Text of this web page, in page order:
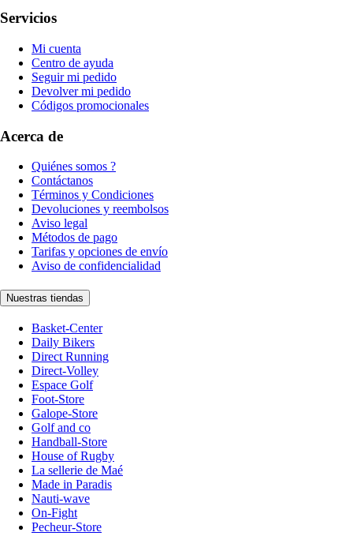
Servicios
Mi cuenta
Centro de ayuda
Seguir mi pedido
Devolver mi pedido
Códigos promocionales
Acerca de
Quiénes somos ?
Contáctanos
Términos y Condiciones
Devoluciones y reembolsos
Aviso legal
Métodos de pago
Tarifas y opciones de envío
Aviso de confidencialidad
Nuestras tiendas
Basket-Center
Daily Bikers
Direct Running
Direct-Volley
Espace Golf
Foot-Store
Galope-Store
Golf and co
Handball-Store
House of Rugby
La sellerie de Maé
Made in Paradis
Nauti-wave
On-Fight
Pecheur-Store